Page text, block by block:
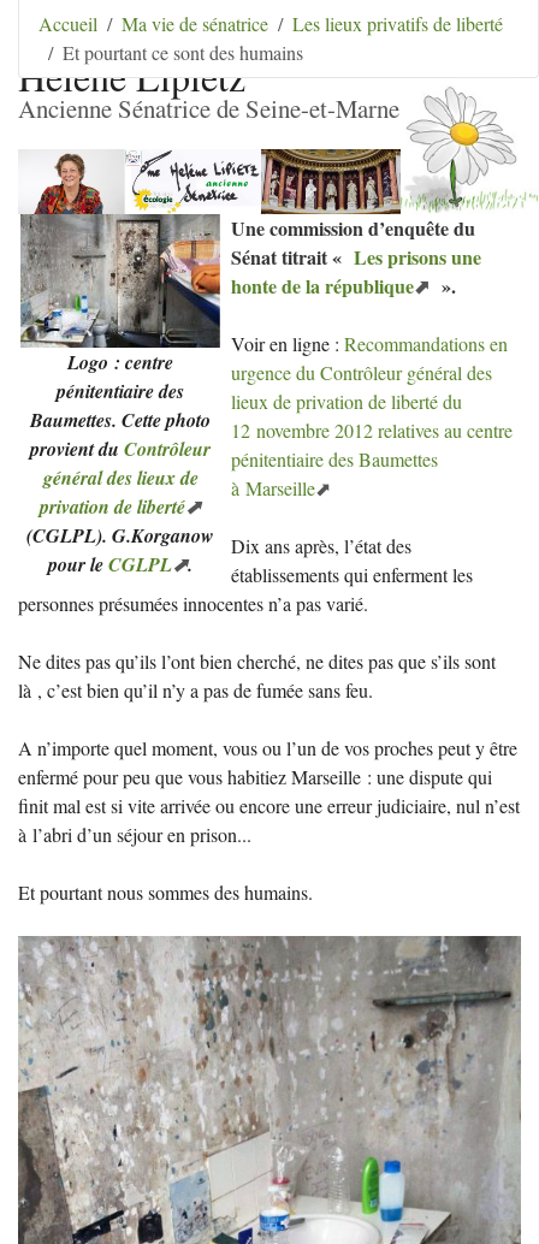
Aller au contenu Aller au menu
Aller au menu
secondaire
Aller à la recherche
Hélène Lipietz
Ancienne Sénatrice de Seine-et-Marne
Accueil Ma vie de sénatrice
Les lieux privatifs de liberté
Et pourtant ce sont des humains
Logo : centre
pénitentiaire des
Baumettes. Cette photo
provient du Contrôleur
général des lieux de
privation de liberté
(CGLPL). G.Korganow
pour leCGLPL .
Une commission d’enquête du
Sénat titrait « Les prisons une
honte de la république
».
Voir en ligne :Recommandations en
urgence du Contrôleur général des
lieux de privation de liberté du
12 novembre 2012 relatives au centre
pénitentiaire des Baumettes
à Marseille
Dix ans après, l’état des
établissements qui enferment les
personnes présumées innocentes n’a pas varié.
Ne dites pas qu’ils l’ont bien cherché, ne dites pas que s’ils sont
là , c’est bien qu’il n’y a pas de fumée sans feu.
A n’importe quel moment, vous ou l’un de vos proches peut y être
enfermé pour peu que vous habitiez Marseille : une dispute qui
finit mal est si vite arrivée ou encore une erreur judiciaire, nul n’est
à l’abri d’un séjour en prison...
Et pourtant nous sommes des humains.